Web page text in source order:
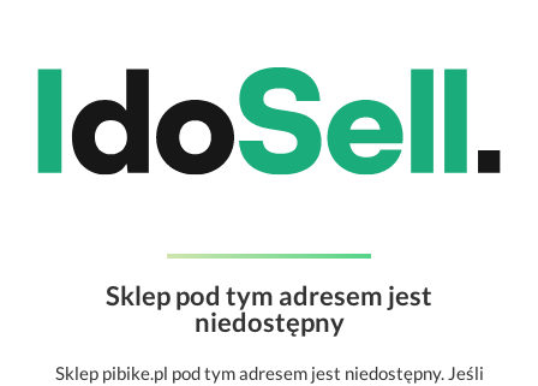
Sklep pod tym adresem jest
niedostępny
Sklep pibike.pl pod tym adresem jest niedostępny. Jeśli